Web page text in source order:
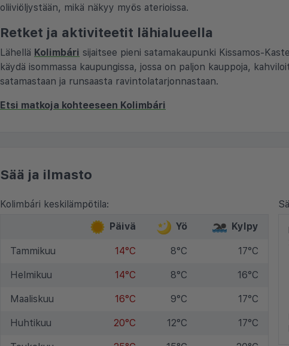
oliiviöljystään, mikä näkyy myös aterioissa.
Retket ja aktiviteetit lähialueella
Lähellä Kolimbári sijaitsee pieni satamakaupunki Kissamos-
käydä isommassa kaupungissa, jossa on paljon kauppoja,
satamastaan ja runsaasta ravintolatarjonnastaan.
Etsi matkoja kohteeseen Kolimbári
Sää ja ilmasto
Kolimbári keskilämpötila:
Päivä
Yö Kylpy
Tammikuu 14°C 8°C 17°C
Helmikuu 14°C 8°C 16°C
Maaliskuu 16°C 9°C 17°C
Huhtikuu 20°C 12°C 17°C